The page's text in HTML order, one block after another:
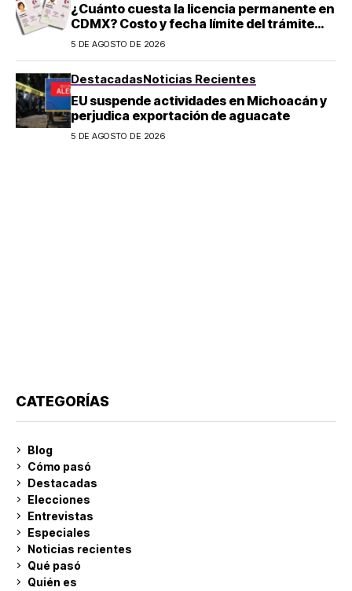
¿Cuánto cuesta la licencia permanente en
CDMX? Costo y fecha límite del trámite
2026
5 DE AGOSTO DE 2026
DestacadasNoticias Recientes
EU suspende actividades en Michoacán y
perjudica exportación de aguacate
5 DE AGOSTO DE 2026
CATEGORÍAS
Blog
Cómo pasó
Destacadas
Elecciones
Entrevistas
Especiales
Noticias recientes
Qué pasó
Quién es